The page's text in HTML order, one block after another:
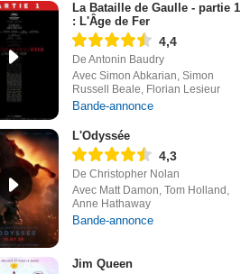
La Bataille de Gaulle - partie 1
: L'Âge de Fer
4,4
De Antonin Baudry
Avec Simon Abkarian, Simon
Russell Beale, Florian Lesieur
Bande-annonce
L'Odyssée
4,3
De Christopher Nolan
Avec Matt Damon, Tom Holland,
Anne Hathaway
Bande-annonce
Jim Queen